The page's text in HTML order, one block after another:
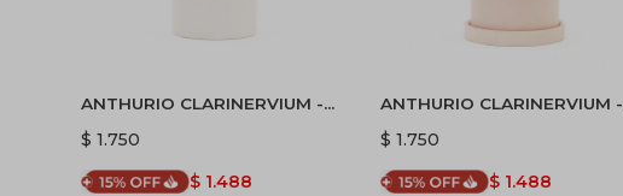
ANTHURIO CLARINERVIUM -
CON PORTA MACETA
BLANCO
$ 1.750
$ 1.488
ANTHURIO CLARINERVIUM -
CON MACETA CERAMICA Y
PLATO ROSA
$ 1.750
$ 1.488